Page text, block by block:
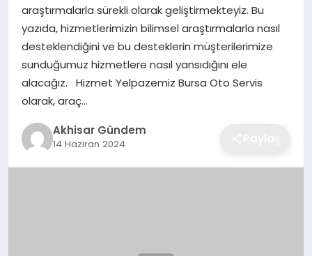
araştırmalarla sürekli olarak geliştirmekteyiz. Bu
yazıda, hizmetlerimizin bilimsel araştırmalarla nasıl
desteklendiğini ve bu desteklerin müşterilerimize
sunduğumuz hizmetlere nasıl yansıdığını ele
alacağız. Hizmet Yelpazemiz Bursa Oto Servis
olarak, araç…
Akhisar Gündem
14 Haziran 2024